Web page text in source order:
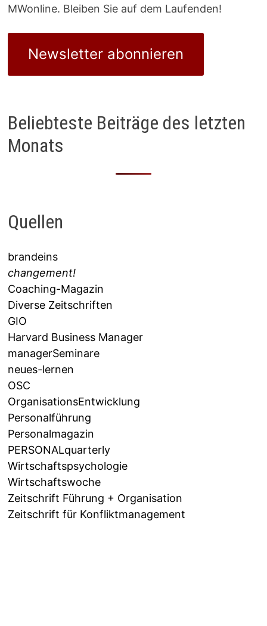
MWonline. Bleiben Sie auf dem Laufenden!
Newsletter abonnieren
Beliebteste Beiträge des letzten
Monats
Quellen
brandeins
changement!
Coaching-Magazin
Diverse Zeitschriften
GIO
Harvard Business Manager
managerSeminare
neues-lernen
OSC
OrganisationsEntwicklung
Personalführung
Personalmagazin
PERSONALquarterly
Wirtschaftspsychologie
Wirtschaftswoche
Zeitschrift Führung + Organisation
Zeitschrift für Konfliktmanagement